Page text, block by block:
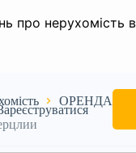
ОРЕНДА